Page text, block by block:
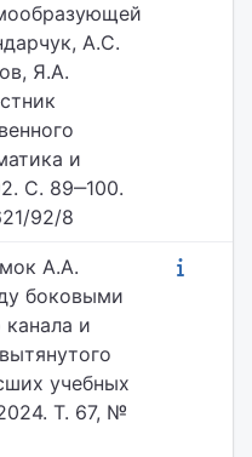
А.С.
Я.А.
и
С. 89‒100.
92/8
А.А.
боковыми
и
учебных
Т. 67, №